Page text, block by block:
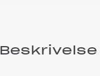
Beskrivelse